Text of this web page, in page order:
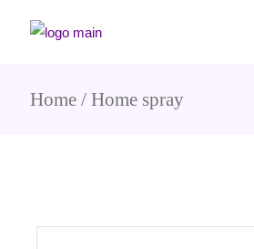
Home Home spray